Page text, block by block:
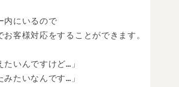
内にいるので
お客様対応をすることができます。
たいんですけど…」
みたいなんです…」